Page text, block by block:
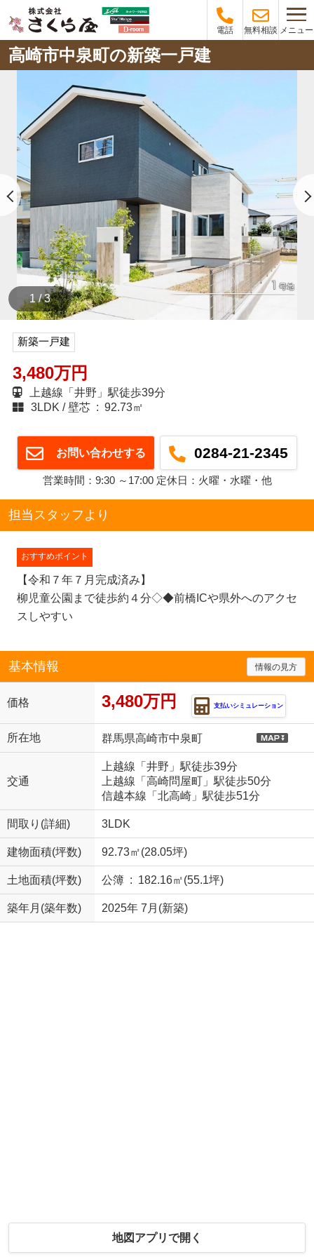
電話 無料相談 メニュー
高崎市中泉町の新築一戸建
1 / 3
新築一戸建
3,480万円
上越線「井野」駅徒歩39分
3LDK
壁芯 : 92.73㎡
お問い合わせする 0284-21-2345
営業時間：9:30 ～17:00 定休日：火曜・水曜・他
担当スタッフより
おすすめポイント
【令和７年７月完成済み】
柳児童公園まで徒歩約４分◇◆前橋ICや県外へのアクセ
スしやすい
基本情報 情報の見方
価格 3,480万円 支払いシミュレーション
所在地 群馬県高崎市中泉町
交通
上越線「井野」駅徒歩39分
上越線「高崎問屋町」駅徒歩50分
信越本線「北高崎」駅徒歩51分
間取り(詳細) 3LDK
建物面積(坪数) 92.73㎡(28.05坪)
土地面積(坪数) 公簿 : 182.16㎡(55.1坪)
築年月(築年数) 2025年 7月(新築)
地図アプリで開く